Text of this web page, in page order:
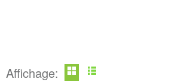
Affichage: